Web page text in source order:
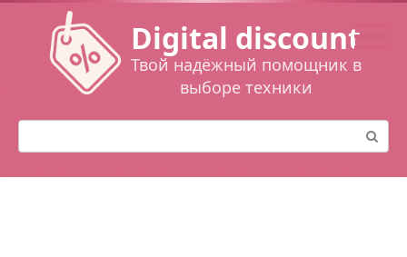
Перейти
контенту
Digital discount
Твой надёжный помощник в
выборе техники
Поиск: